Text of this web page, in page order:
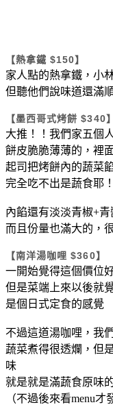
【熱拿鐵 $150】
家人點的熱拿鐵，小
但聽他們說味道還滿
【墨西哥式烤餅 $340】
大推！！我們家五個
餅皮脆脆薄薄的，裡
起司把烤餅內的蔬菜
完全吃不出是蔬食耶！
內餡還有淡淡青椒+青
而且份量也滿大的，
【南洋湯咖哩 $360】
一開始覺得這個價位
但是菜端上來以後就
是個日式定食的感覺
不過這道湯咖哩，我
蔬菜煮得很透爛，但
味
就是就是滿蔬食原味
（不過後來看menu